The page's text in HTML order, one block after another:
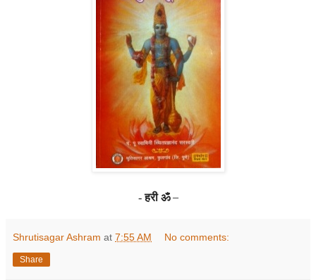
-हरी ॐ–
Shrutisagar Ashram at 7:55 AM No comments:
Share